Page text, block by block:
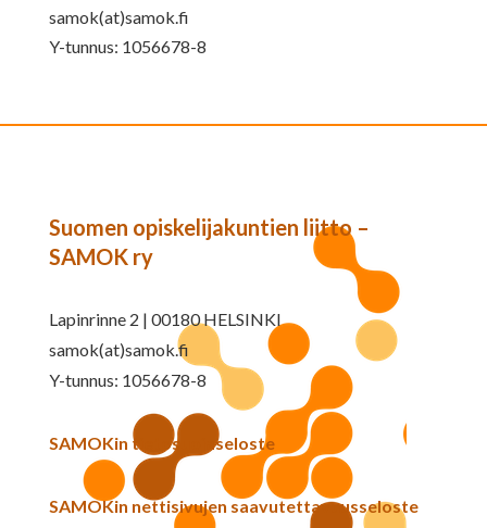
samok(at)samok.fi
Y-tunnus: 1056678-8
Suomen opiskelijakuntien liitto –
SAMOK ry
Lapinrinne 2 | 00180 HELSINKI
samok(at)samok.fi
Y-tunnus: 1056678-8
SAMOKin tietosuojaseloste
SAMOKin nettisivujen saavutettavuusseloste